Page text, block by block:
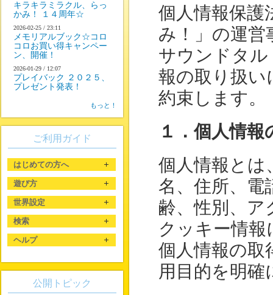
個人情報保護
み！」の運営
サウンドタル
報の取り扱い
約束します。
１．個人情報
個人情報とは
名、住所、電
齢、性別、ア
クッキー情
個人情報の取
用目的を明
キラキラミラクル、らっ
かみ！ １４周年☆
2026-02-25 / 23:11
メモリアルブック☆コロ
コロお買い得キャンペー
ン、開催！
2026-01-29 / 12:07
プレイバック ２０２５、
プレゼント発表！
もっと！
ご利用ガイド
はじめての方へ
遊び方
世界設定
検索
ヘルプ
公開トピック